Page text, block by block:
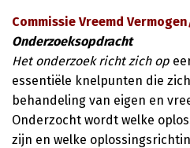
Commissie Vreemd
Onderzoeksopdracht
Het onderzoek richt zich op
essentiële knelpunten die
behandeling van eigen en
Onderzocht wordt welke
zijn en welke